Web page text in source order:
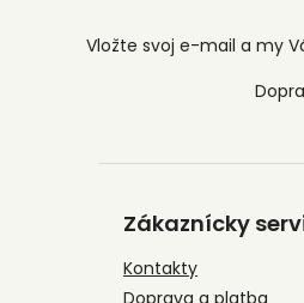
Vložte svoj e-mail a my
Zákaznícky
Kontakty
Doprava a platba